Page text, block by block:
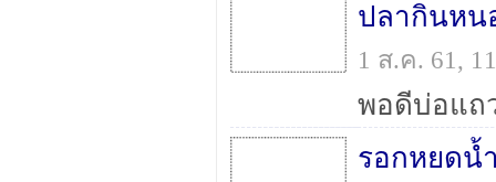
ปลากินหน
1 ส.ค. 61,
รอกหยดน้